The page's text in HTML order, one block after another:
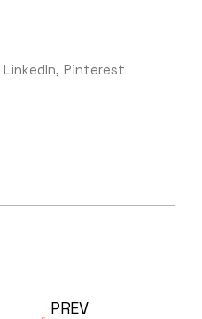
LinkedIn Pinterest
PREV